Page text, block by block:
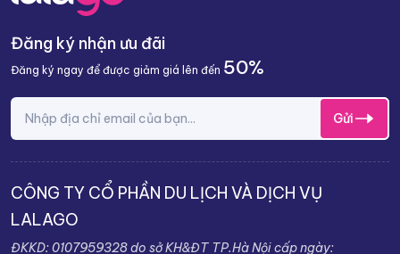
Đăng ký nhận ưu đãi
Đăng ký ngay để được giảm giá lên đến 50%
Gửi
CÔNG TY CỔ PHẦN DU LỊCH VÀ DỊCH VỤ
LALAGO
ĐKKD: 0107959328 do sở KH&ĐT TP.Hà Nội cấp ngày: